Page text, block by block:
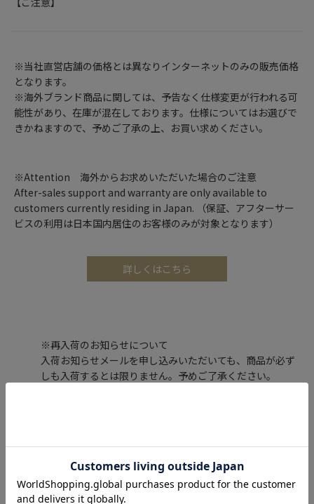
※当社直営店舗の価格とは異なりインターネットのみの販売価格
となります。
※海外ブランド商品に関しては、予告なく仕様変更が行われる可
能性があり、在庫が混在しております。仕様についてはお選びで
きかねますので、予めご了承の上、お買い求めください。
※Attention 海外からお求めいただいた場合のご注意
After-sales support and warranty are only available to
customers currently residing in Japan. （保証、アフターサー
ビスの利用は日本国内居住のお客様のみが対象となります）
詳しくはこちら
※再入荷のお知らせについて
入荷お知らせメールを申し込みいただいても、商品が必ず
しも入荷するとは限りません。予めご了承ください。
レビュー投稿で100ポイントプレゼント！
購入した商品のレビューを投稿いただくと、もれなくエクセルポ
イント100ポイントをプレゼントします。